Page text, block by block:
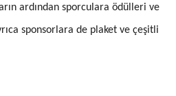
ardından sporculara ödülleri ve
sponsorlara de plaket ve çeşitli